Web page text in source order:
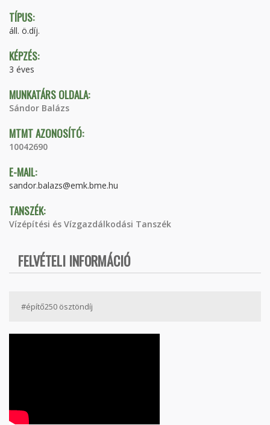
TÍPUS:
áll. ö.díj.
KÉPZÉS:
3 éves
MUNKATÁRS OLDALA:
Sándor Balázs
MTMT AZONOSÍTÓ:
10042690
E-MAIL:
sandor.balazs@emk.bme.hu
TANSZÉK:
Vízépítési és Vízgazdálkodási Tanszék
FELVÉTELI INFORMÁCIÓ
#építő250 ösztöndíj